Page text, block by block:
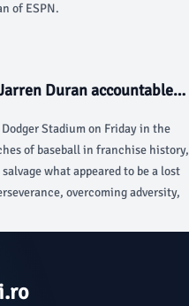
of ESPN.
Duran accountable
Dodger Stadium on Friday in the
of baseball in franchise history,
what appeared to be a lost
overcoming adversity,